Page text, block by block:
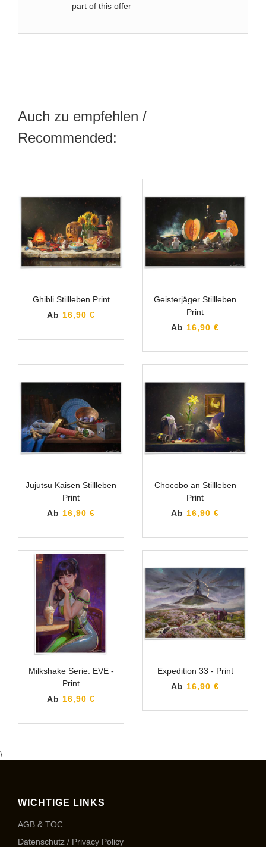
part of this offer
Auch zu empfehlen /
Recommended:
Ghibli Stillleben Print
Ab 16,90 €
Geisterjäger Stillleben
Print
Ab 16,90 €
Jujutsu Kaisen Stillleben
Print
Ab 16,90 €
Chocobo an Stillleben
Print
Ab 16,90 €
Milkshake Serie: EVE -
Print
Ab 16,90 €
Expedition 33 - Print
Ab 16,90 €
\
WICHTIGE LINKS
AGB & TOC
Datenschutz / Privacy Policy